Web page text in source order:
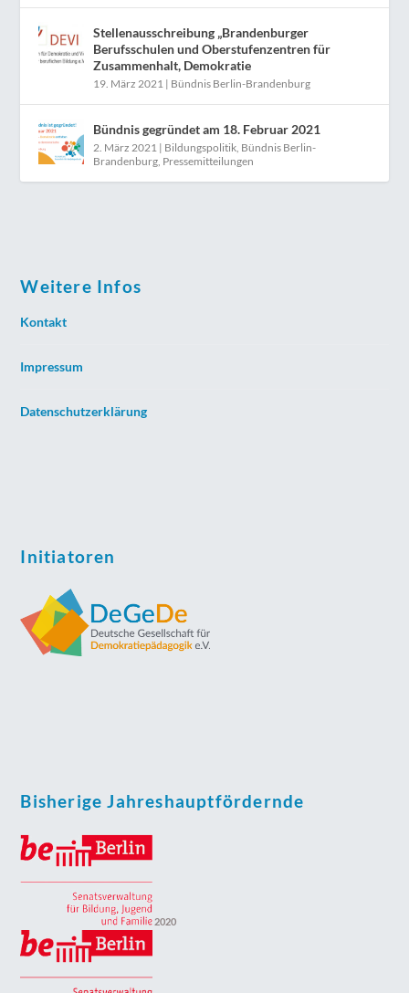
Stellenausschreibung „Brandenburger
Berufsschulen und Oberstufenzentren für
Zusammenhalt, Demokratie
19. März 2021 | Bündnis Berlin-Brandenburg
Bündnis gegründet am 18. Februar 2021
2. März 2021 | Bildungspolitik Bündnis Berlin-
Brandenburg Pressemitteilungen
Weitere Infos
Kontakt
Impressum
Datenschutzerklärung
Initiatoren
Bisherige Jahreshauptfördernde
2020